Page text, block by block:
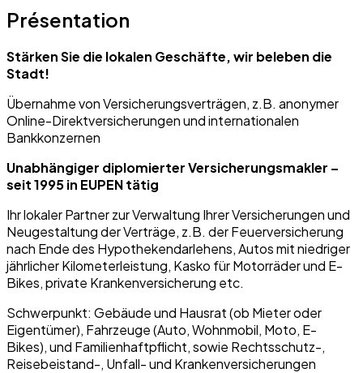
Présentation
Stärken Sie die lokalen Geschäfte, wir beleben die
Stadt!
Übernahme von Versicherungsverträgen, z.B. anonymer
Online-Direktversicherungen und internationalen
Bankkonzernen
Unabhängiger diplomierter Versicherungsmakler –
seit 1995 in EUPEN tätig
Ihr lokaler Partner zur Verwaltung Ihrer Versicherungen und
Neugestaltung der Verträge, z.B. der Feuerversicherung
nach Ende des Hypothekendarlehens, Autos mit niedriger
jährlicher Kilometerleistung, Kasko für Motorräder und E-
Bikes, private Krankenversicherung etc.
Schwerpunkt: Gebäude und Hausrat (ob Mieter oder
Eigentümer), Fahrzeuge (Auto, Wohnmobil, Moto, E-
Bikes), und Familienhaftpflicht, sowie Rechtsschutz-,
Reisebeistand-, Unfall- und Krankenversicherungen